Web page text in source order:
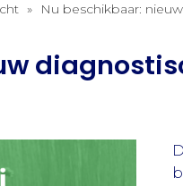
» Nu beschikbaar: